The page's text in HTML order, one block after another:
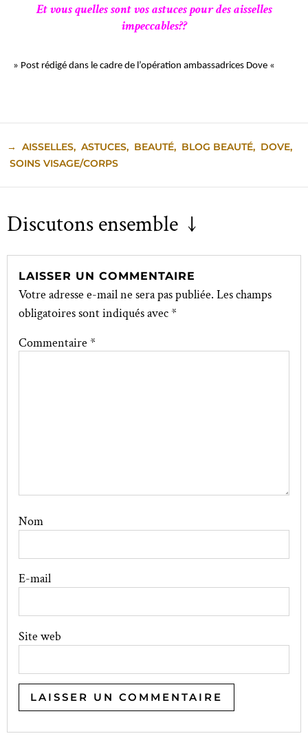
Et vous quelles sont vos astuces pour des aisselles
impeccables??
» Post rédigé dans le cadre de l’opération ambassadrices Dove «
→ AISSELLES, ASTUCES, BEAUTÉ, BLOG BEAUTÉ, DOVE,
SOINS VISAGE/CORPS
Discutons ensemble ↓
LAISSER UN COMMENTAIRE
Votre adresse e-mail ne sera pas publiée. Les champs
obligatoires sont indiqués avec*
Commentaire *
Nom
E-mail
Site web